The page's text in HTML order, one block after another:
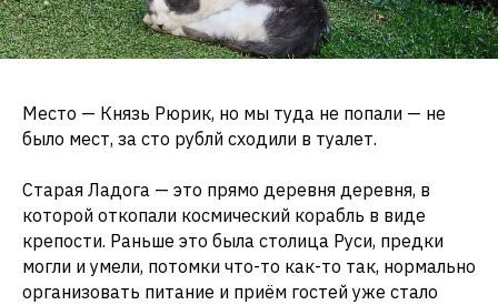
Место — Князь Рюрик, но мы туда не попали — не
было мест, за сто рублй сходили в туалет.
Старая Ладога — это прямо деревня деревня, в
которой откопали космический корабль в виде
крепости. Раньше это была столица Руси, предки
могли и умели, потомки что-то как-то так, нормально
организовать питание и приём гостей уже стало